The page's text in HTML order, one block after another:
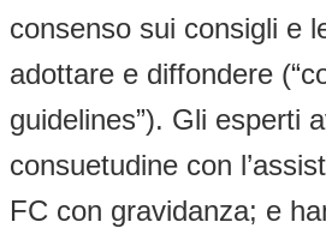
consenso sui consigli e
adottare e diffondere
guidelines”). Gli esperti
consuetudine con
FC con gravidanza; e